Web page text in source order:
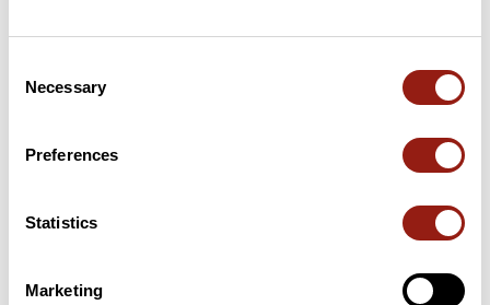
Selection
Necessary
Preferences
Statistics
Marketing
Le château d'Arthé N°28 PR
Distance Dénivelé +
233 m